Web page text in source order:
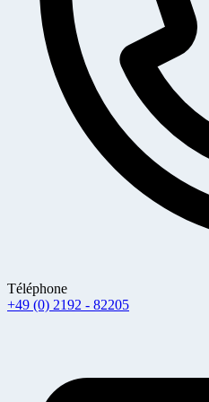
Téléphone
+49 (0) 2192 - 82205